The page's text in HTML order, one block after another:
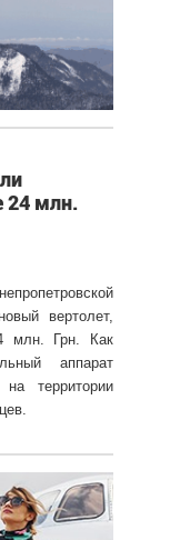
24 млн.
вертолет,
млн. Грн. Как
аппарат
на территории